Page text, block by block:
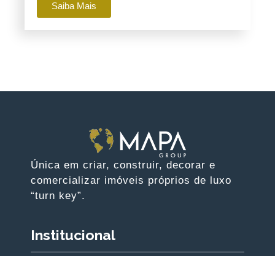
Saiba Mais
Única em criar, construir, decorar e
comercializar imóveis próprios de luxo
“turn key”.
Institucional